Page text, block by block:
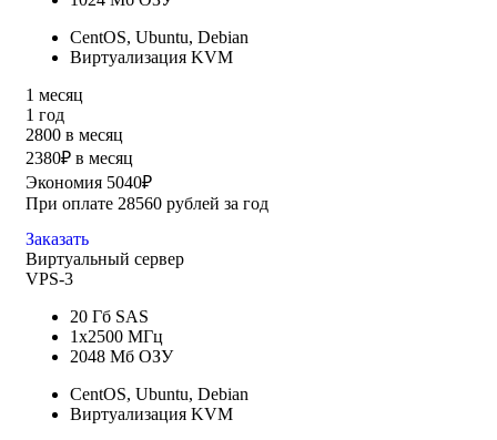
CentOS, Ubuntu, Debian
Виртуализация KVM
1 месяц
1 год
2800 в месяц
2380₽ в месяц
Экономия 5040₽
При оплате 28560 рублей за год
Заказать
Виртуальный сервер
VPS-3
20 Гб SAS
1x2500 МГц
2048 Мб ОЗУ
CentOS, Ubuntu, Debian
Виртуализация KVM